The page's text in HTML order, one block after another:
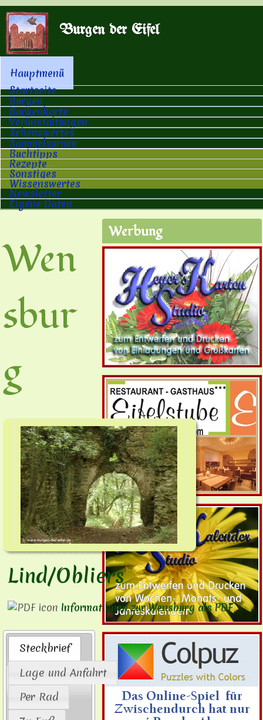
Burgen der Eifel
Hauptmenü
Hauptmenü
Startseite
Burgen
Burgenkarte
Veranstaltungen
Sehenswertes
Sammelsurium
Buchtipps
Rezepte
Sonstiges
Wissenswertes
Newsletter
Eigene Daten
Wen
sbur
g
Lind/Obliers
Informationen zur Wensburg als PDF
Steckbrief
Lage und Anfahrt
Per Rad
Werbung